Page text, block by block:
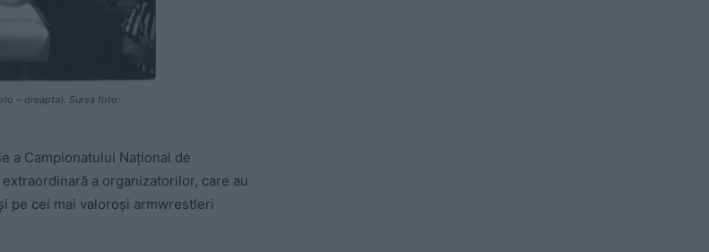
– dreapta). Sursa foto:
a Campionatului Național de
a organizatorilor, care au
pe cei mai valoroși armwrestleri